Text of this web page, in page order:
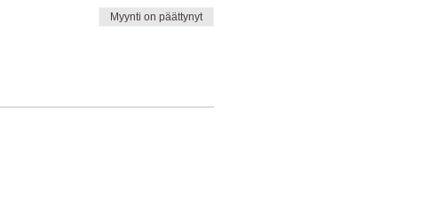
Myynti on päättynyt